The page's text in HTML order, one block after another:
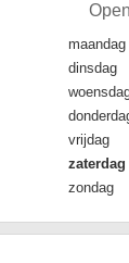
maandag
dinsdag
vrijdag
zaterdag
zondag